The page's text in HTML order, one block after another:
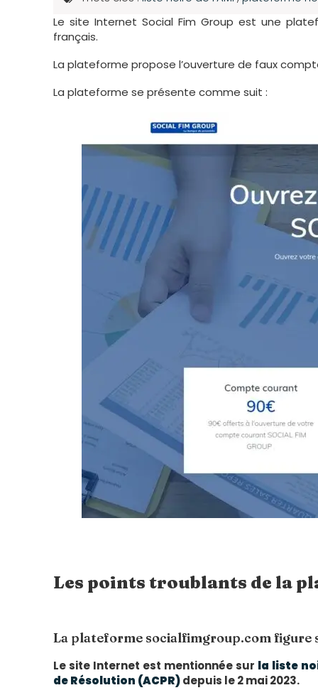
Le site Internet Social Fim Group est une
français.
La plateforme propose l’ouverture de faux
La plateforme se présente comme suit :
Les points troublants de la
La plateforme socialfimgroup.com figure
Le site Internet est mentionnée sur la liste
de Résolution (ACPR)depuis le 2 mai 2023.